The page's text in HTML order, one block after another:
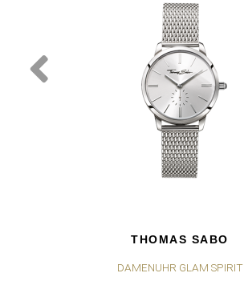
THOMAS SABO
DAMENUHR GLAM SPIRIT